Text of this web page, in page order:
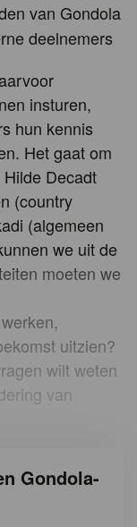
van Gondola
deelnemers
insturen,
hun kennis
Het gaat om
Decadt
(country
(algemeen
we uit de
moeten we
uitzien?
wilt weten
van
Gondola-